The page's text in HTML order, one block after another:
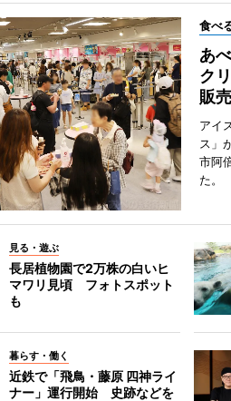
食べ
あ
ク
販
アイ
ス」
市阿
た。
見る・遊ぶ
長居植物園で2万株の白いヒ
マワリ見頃 フォトスポット
も
暮らす・働く
近鉄で「飛鳥・藤原 四神ライ
ナー」運行開始 史跡などを